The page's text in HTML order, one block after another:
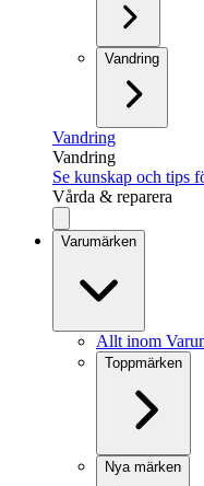
Vandring
Vandring
Vandring
Se kunskap och tips
Vårda & reparera
Varumärken
Allt inom
Toppmärken
Nya märken